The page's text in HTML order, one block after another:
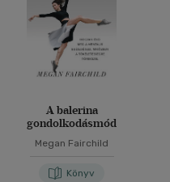
A balerina
gondolkodásmód
Megan Fairchild
Könyv